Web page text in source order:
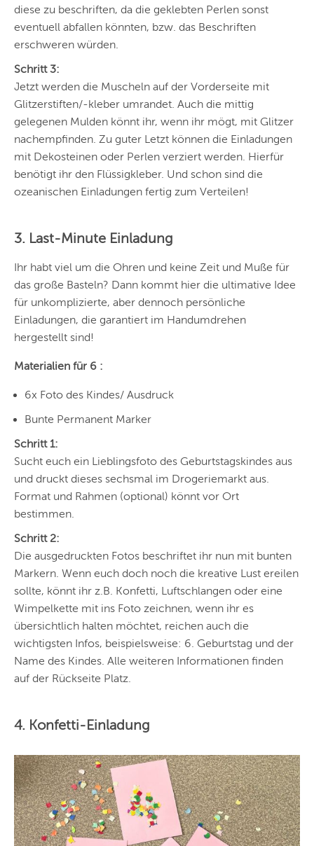
diese zu beschriften, da die geklebten Perlen sonst
eventuell abfallen könnten, bzw. das Beschriften
erschweren würden.
Schritt 3:
Jetzt werden die Muscheln auf der Vorderseite mit
Glitzerstiften/-kleber umrandet. Auch die mittig
gelegenen Mulden könnt ihr, wenn ihr mögt, mit Glitzer
nachempfinden. Zu guter Letzt können die Einladungen
mit Dekosteinen oder Perlen verziert werden. Hierfür
benötigt ihr den Flüssigkleber. Und schon sind die
ozeanischen Einladungen fertig zum Verteilen!
3. Last-Minute Einladung
Ihr habt viel um die Ohren und keine Zeit und Muße für
das große Basteln? Dann kommt hier die ultimative Idee
für unkomplizierte, aber dennoch persönliche
Einladungen, die garantiert im Handumdrehen
hergestellt sind!
Materialien für 6 :
6x Foto des Kindes/ Ausdruck
Bunte Permanent Marker
Schritt 1:
Sucht euch ein Lieblingsfoto des Geburtstagskindes aus
und druckt dieses sechsmal im Drogeriemarkt aus.
Format und Rahmen (optional) könnt vor Ort
bestimmen.
Schritt 2:
Die ausgedruckten Fotos beschriftet ihr nun mit bunten
Markern. Wenn euch doch noch die kreative Lust ereilen
sollte, könnt ihr z.B. Konfetti, Luftschlangen oder eine
Wimpelkette mit ins Foto zeichnen, wenn ihr es
übersichtlich halten möchtet, reichen auch die
wichtigsten Infos, beispielsweise: 6. Geburtstag und der
Name des Kindes. Alle weiteren Informationen finden
auf der Rückseite Platz.
4. Konfetti-Einladung